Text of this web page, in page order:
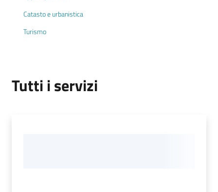
Catasto e urbanistica
Turismo
Tutti i servizi